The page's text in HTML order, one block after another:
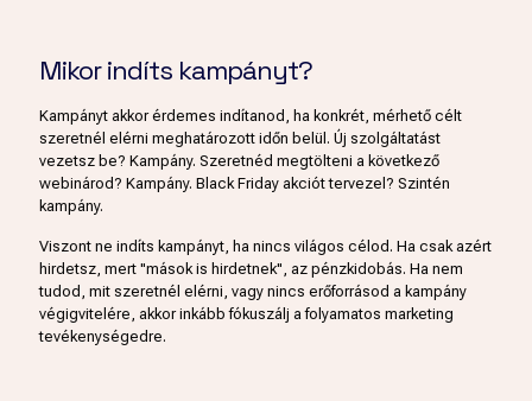
Mikor indíts kampányt?
Kampányt akkor érdemes indítanod, ha konkrét, mérhető célt
szeretnél elérni meghatározott időn belül. Új szolgáltatást
vezetsz be? Kampány. Szeretnéd megtölteni a következő
webinárod? Kampány. Black Friday akciót tervezel? Szintén
kampány.
Viszont ne indíts kampányt, ha nincs világos célod. Ha csak azért
hirdetsz, mert "mások is hirdetnek", az pénzkidobás. Ha nem
tudod, mit szeretnél elérni, vagy nincs erőforrásod a kampány
végigvitelére, akkor inkább fókuszálj a folyamatos marketing
tevékenységedre.